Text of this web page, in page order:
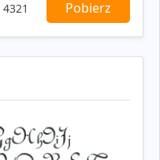
4321 Pobierz